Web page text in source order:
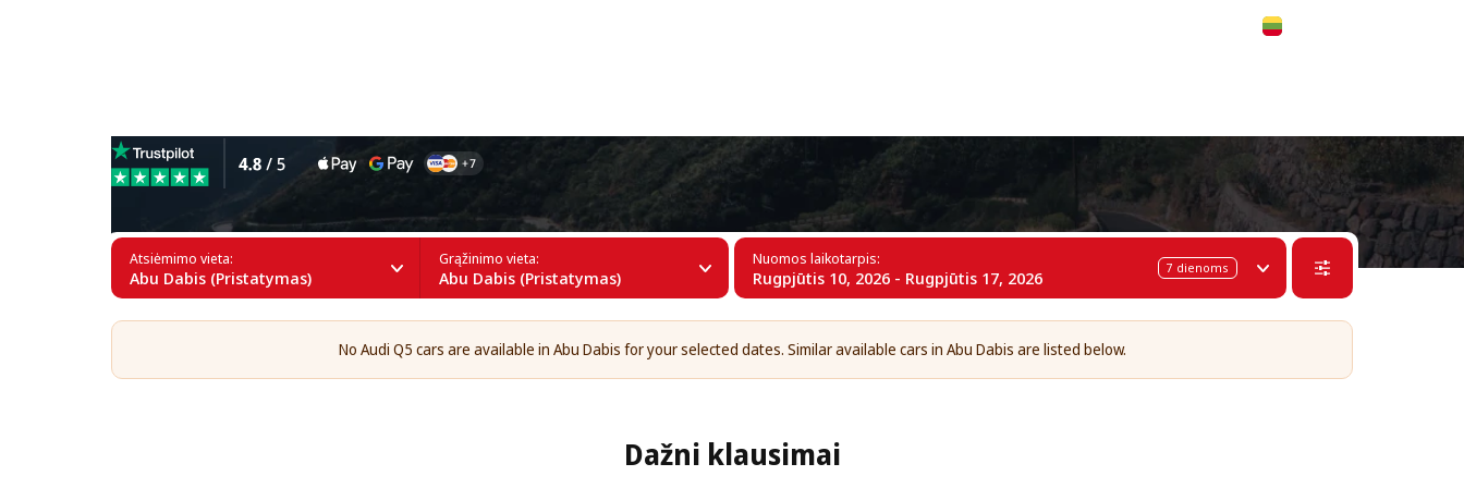
Atsiėmimo vieta:
Abu Dabis (Pristatymas)
Grąžinimo vieta:
Abu Dabis (Pristatymas)
Nuomos laikotarpis:
Rugpjūtis 10, 2026 - Rugpjūtis 17, 2026 7 dienoms
No Audi Q5 cars are available in Abu Dabis for your selected dates. Similar available cars in Abu Dabis are listed below.
Dažni klausimai